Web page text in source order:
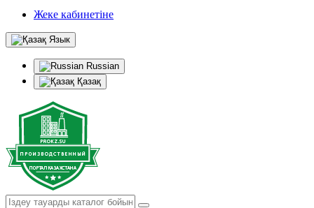
Жеке кабинетіне
Язык
Russian
Қазақ